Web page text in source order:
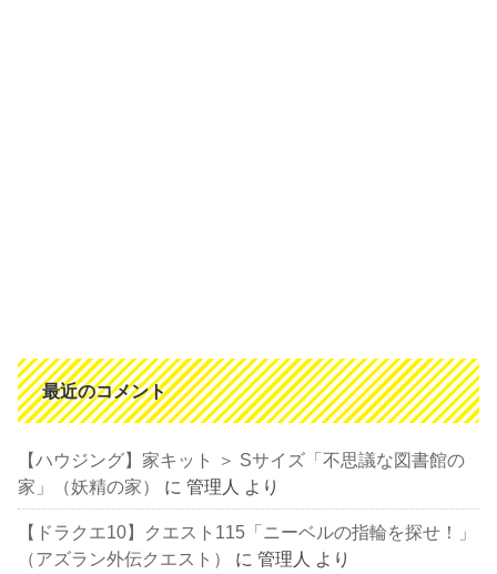
最近のコメント
【ハウジング】家キット ＞ Sサイズ「不思議な図書館の
家」（妖精の家）
に管理人 より
【ドラクエ10】クエスト115「ニーベルの指輪を探せ！」
（アズラン外伝クエスト）
に管理人 より